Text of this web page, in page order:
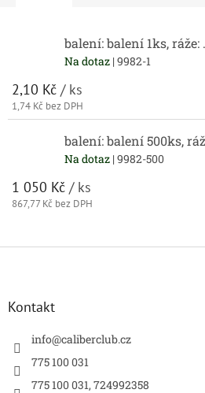
balení: balení 1ks, ráže:
Na dotaz | 9982-1
2,10 Kč / ks
1,74 Kč bez DPH
balení: balení 500ks,
Na dotaz | 9982-500
1 050 Kč / ks
867,77 Kč bez DPH
Z
Kontakt
info@caliberclub.cz
775 100 031
775 100 031, 724992358